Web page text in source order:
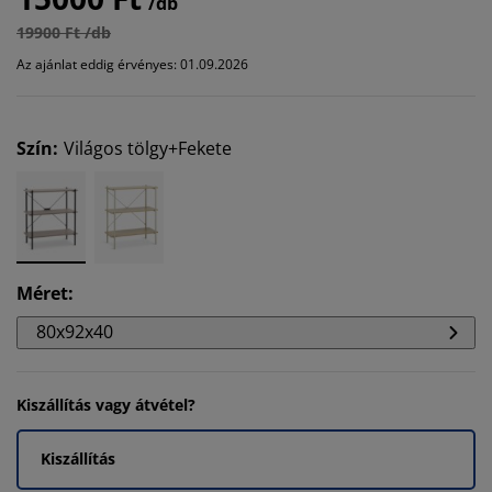
19900 Ft /db
Az ajánlat eddig érvényes: 01.09.2026
Szín: Világos tölgy+Fekete
Méret:
80x92x40
Kiszállítás vagy átvétel?
Kiszállítás